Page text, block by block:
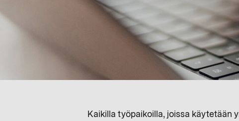
Kaikilla työpaikoilla, joissa käytetään